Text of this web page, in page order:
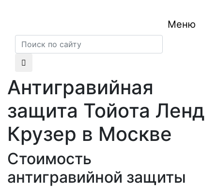
Меню
Антигравийная
защита Тойота Ленд
Крузер в Москве
Стоимость
антигравийной защиты